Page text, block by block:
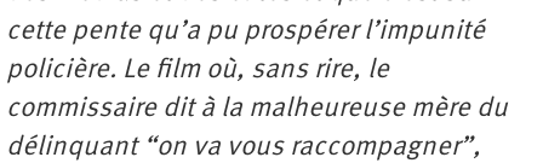
cette pente qu’a pu prospérer l’impunité
policière. Le film où, sans rire, le
commissaire dit à la malheureuse mère du
délinquant “on va vous raccompagner”,